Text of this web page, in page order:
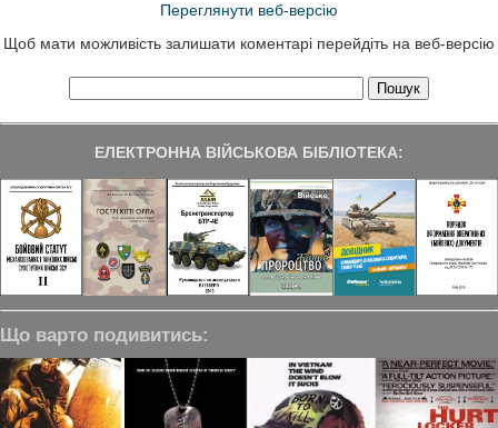
Переглянути веб-версію
Щоб мати можливість залишати коментарі перейдіть на веб-версію
ЕЛЕКТРОННА ВІЙСЬКОВА БІБЛІОТЕКА:
Що варто подивитись: